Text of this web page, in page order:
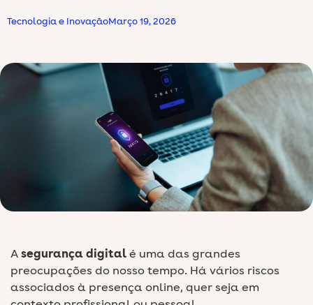
Tecnologia e InovaçãoMarço 19, 2026
Asegurança digitalé uma das grandes
preocupações do nosso tempo. Há vários riscos
associados à presença online, quer seja em